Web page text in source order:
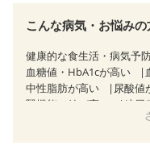
こんな病気・お悩み
健康的な食生活・病気予
血糖値・HbA1cが高い
中性脂肪が高い
尿酸値
腎機能の値が高い
糖尿